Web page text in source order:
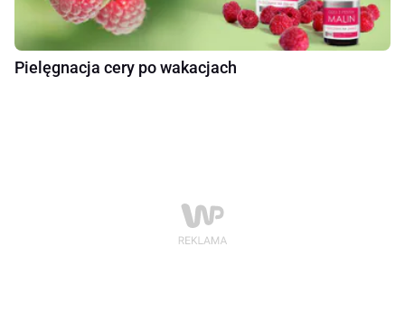
Pielęgnacja cery po wakacjach